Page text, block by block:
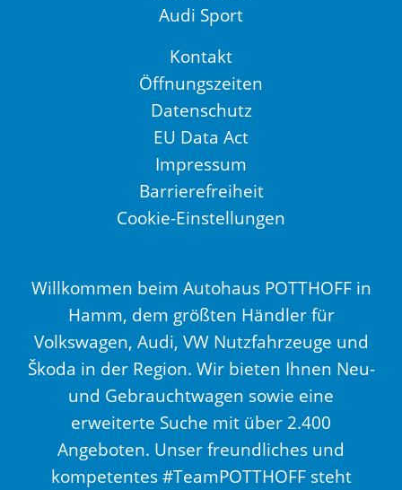
Audi Sport
Kontakt
Öffnungszeiten
Datenschutz
EU Data Act
Impressum
Barrierefreiheit
Cookie-Einstellungen
Willkommen beim Autohaus POTTHOFF in
Hamm, dem größten Händler für
Volkswagen, Audi, VW Nutzfahrzeuge und
Škoda in der Region. Wir bieten Ihnen Neu-
und Gebrauchtwagen sowie eine
erweiterte Suche mit über 2.400
Angeboten. Unser freundliches und
kompetentes #TeamPOTTHOFF steht